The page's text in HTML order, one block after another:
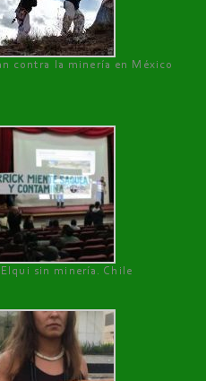
contra la minería en México
sin minería. Chile